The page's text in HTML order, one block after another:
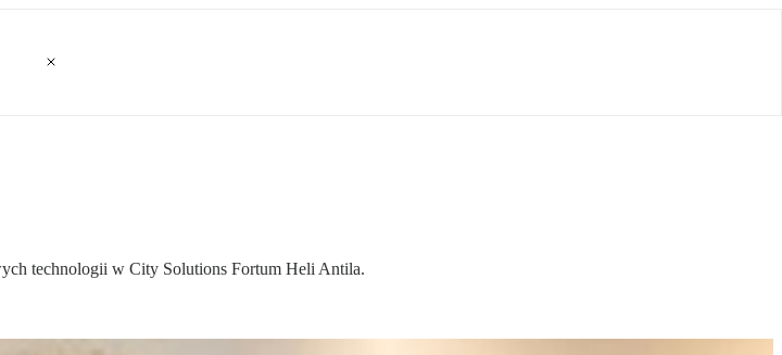
technologii w City Solutions Fortum Heli Antila.